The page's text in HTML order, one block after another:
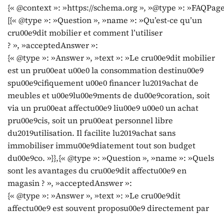
{« @context »: »https://schema.org », »@type »:
[{« @type »: »Question », »name »: »Qu’est-ce qu’un
cru00e9dit mobilier et comment l’utiliser
? », »acceptedAnswer »:
{« @type »: »Answer », »text »: »Le cru00e9dit mobilier
est un pru00eat u00e0 la consommation destinu00e9
spu00e9cifiquement u00e0 financer lu2019achat de
meubles et u00e9lu00e9ments de du00e9coration, soit
via un pru00eat affectu00e9 liu00e9 u00e0 un achat
pru00e9cis, soit un pru00eat personnel libre
du2019utilisation. Il facilite lu2019achat sans
immobiliser immu00e9diatement tout son budget
du00e9co. »}},{« @type »: »Question », »name »: »Quels
sont les avantages du cru00e9dit affectu00e9 en
magasin ? », »acceptedAnswer »:
{« @type »: »Answer », »text »: »Le cru00e9dit
affectu00e9 est souvent proposu00e9 directement par